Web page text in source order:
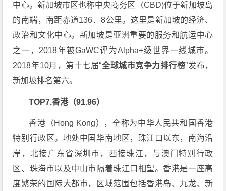
中心。新加坡市区也称中央商务区（CBD)位于新加坡岛
的南端，南距赤道136．8公里。这里是新加坡的经济、
政治和文化中心。新加坡是亚洲重要的服务和航运中心
之一，2018年被GaWC评为Alpha+级世界一线城市。
2018年10月，第十七届“全球城市竞争力排行榜”发布，
新加坡排名第六。
TOP7.香港（91.96）
香港（Hong Kong），全称为中华人民共和国香港
特别行政区。地处中国华南地区，珠江口以东，南海沿
岸，北接广东省深圳市，西接珠江，与澳门特别行政
区、珠海市以及中山市隔着珠江口相望。香港是一座高
度繁荣的国际大都市，区域范围包括香港岛、九龙、新